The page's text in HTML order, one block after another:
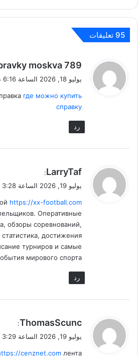
‫95 تعليقات
ي
ل
moskva 789
يوليو 18, 2026 الساعة 6:16 ص
где можно купить
справку
رد
ي
ل
LarryTaf
:
يوليو 19, 2026 الساعة 3:28 ص
https://xx-football.com
Оперативные
обзоры соревнований,
достижения
турниров и самые
мирового спорта.
رد
يThomasScunc
:
يوليو 19, 2026 الساعة 3:29 ص
cenznet.com лента